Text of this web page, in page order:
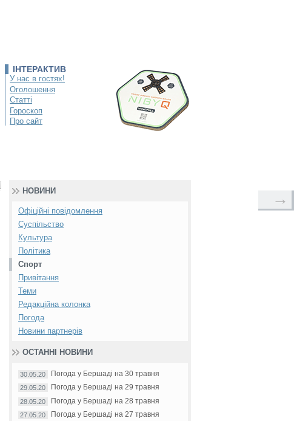
ІНТЕРАКТИВ
У нас в гостях!
Оголошення
Статті
Гороскоп
Про сайт
→
НОВИНИ
Офіційні повідомлення
Суспільство
Культура
Політика
Спорт
Привітання
Теми
Редакційна колонка
Погода
Новини партнерів
ОСТАННІ НОВИНИ
30.05.20 Погода у Бершаді на 30 травня
29.05.20 Погода у Бершаді на 29 травня
28.05.20 Погода у Бершаді на 28 травня
27.05.20 Погода у Бершаді на 27 травня